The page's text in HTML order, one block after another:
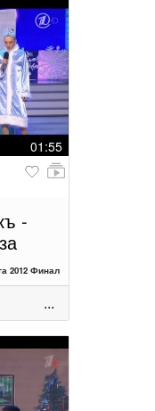
01:55
-
2012 Финал
...